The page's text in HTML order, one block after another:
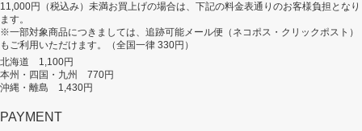
11,000円（税込み）未満お買上げの場合は、下記の料金表通りのお客様負担となり
ます。
※一部対象商品につきましては、追跡可能メール便（ネコポス・クリックポスト）
もご利用いただけます。（全国一律 330円）
北海道 1,100円
本州・四国・九州 770円
沖縄・離島 1,430円
PAYMENT